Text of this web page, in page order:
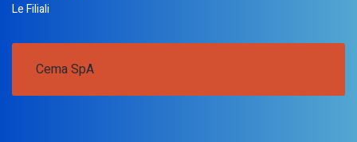
Le Filiali
Cema SpA